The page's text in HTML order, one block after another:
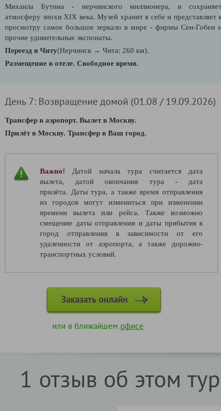
Михаила Бутина - нерчинского миллионера, и
атмосферу эпохи XIX века. Музей хранит в себе и представляет
просмотру самое большое зеркало в мире - фирмы Сен-Гобен
прочие удивительные экспонаты.
Переезд в Читу(Нерчинск → Чита: 260 км).
Размещение в отеле. Свободное время.
День 7: Возвращение домой (01.08 / 19.09.2026)
Трансфер в аэропорт. Вылет в Москву.
Прилёт в Москву. Трансфер в Ваш город.
Важно!
Датой начала тура считается дата
вылета, датой окончания тура - дата
прилёта. Даты тура, а также время отправления
из городов могут измениться при изменении
времени вылета или рейса. Также возможно
смещение даты отправления и даты прибытия в
город отправления в зависимости от его
удаленности от аэропорта, а также дорожно-
транспортных условий.
Заказать онлайн
или в ближайшем офисе
1 отзыв об этом